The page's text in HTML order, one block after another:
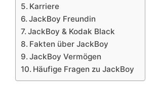
Karriere
JackBoy Freundin
JackBoy & Kodak Black
Fakten über JackBoy
JackBoy Vermögen
Häufige Fragen zu JackBoy